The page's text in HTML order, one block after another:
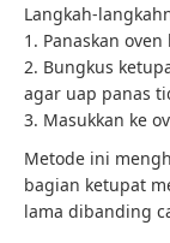
Langkah-
1. Panaskan
2. Bungkus
agar uap panas
3. Masukkan ke
Metode ini
bagian ketupat
lama dibanding